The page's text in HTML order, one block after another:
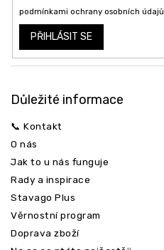
podmínkami ochrany osobních údajů
PŘIHLÁSIT SE
Důležité informace
📞 Kontakt
O nás
Jak to u nás funguje
Rady a inspirace
Stavago Plus
Věrnostní program
Doprava zboží